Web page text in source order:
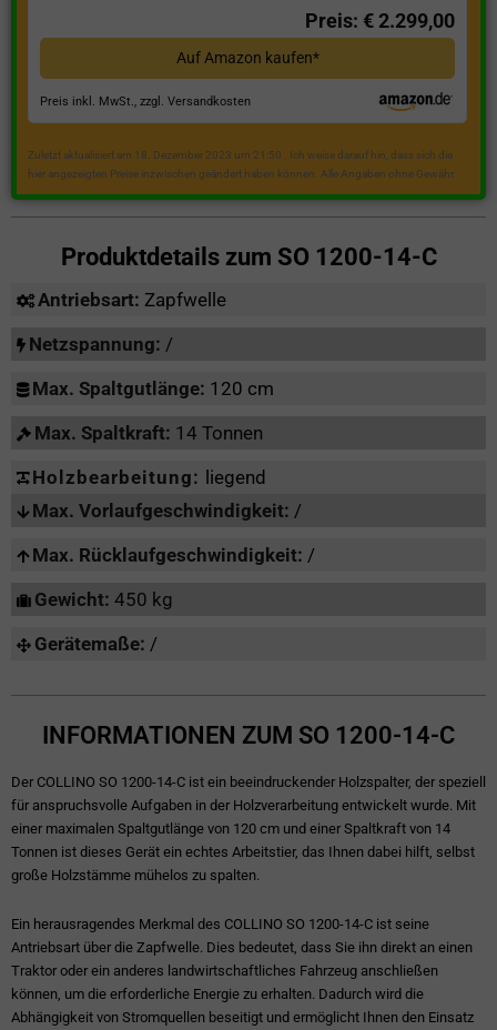
Preis: € 2.299,00
Auf Amazon kaufen*
Preis inkl. MwSt., zzgl. Versandkosten
Zuletzt aktualisiert am 18. Dezember 2023 um 21:50 . Ich weise darauf hin, dass sich die
hier angezeigten Preise inzwischen geändert haben können. Alle Angaben ohne Gewähr.
Produktdetails zum SO 1200-14-C
Antriebsart: Zapfwelle
Netzspannung: /
Max. Spaltgutlänge: 120 cm
Max. Spaltkraft: 14 Tonnen
Holzbearbeitung: liegend
Max. Vorlaufgeschwindigkeit: /
Max. Rücklaufgeschwindigkeit: /
Gewicht: 450 kg
Gerätemaße: /
INFORMATIONEN ZUM SO 1200-14-C
Der COLLINO SO 1200-14-C ist ein beeindruckender Holzspalter, der speziell
für anspruchsvolle Aufgaben in der Holzverarbeitung entwickelt wurde. Mit
einer maximalen Spaltgutlänge von 120 cm und einer Spaltkraft von 14
Tonnen ist dieses Gerät ein echtes Arbeitstier, das Ihnen dabei hilft, selbst
große Holzstämme mühelos zu spalten.
Ein herausragendes Merkmal des COLLINO SO 1200-14-C ist seine
Antriebsart über die Zapfwelle. Dies bedeutet, dass Sie ihn direkt an einen
Traktor oder ein anderes landwirtschaftliches Fahrzeug anschließen
können, um die erforderliche Energie zu erhalten. Dadurch wird die
Abhängigkeit von Stromquellen beseitigt und ermöglicht Ihnen den Einsatz